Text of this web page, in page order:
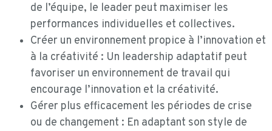
de l’équipe, le leader peut maximiser les
performances individuelles et collectives.
Créer un environnement propice à l’innovation et
à la créativité : Un leadership adaptatif peut
favoriser un environnement de travail qui
encourage l’innovation et la créativité.
Gérer plus efficacement les périodes de crise
ou de changement : En adaptant son style de